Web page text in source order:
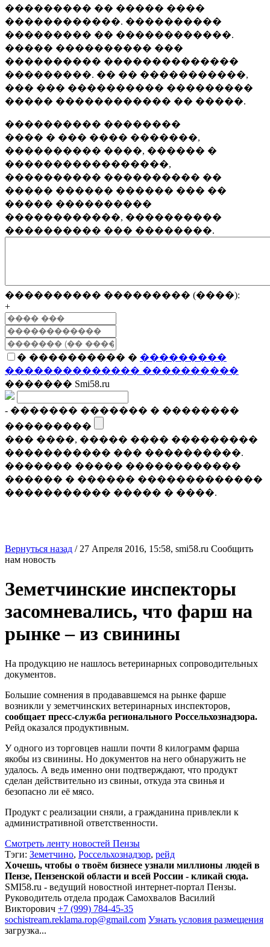
��������� �� ����� ����
������������. ����������
��������� �� ������������.
����� ���������� ���
���������� ��������������
���������. �� �� �����������,
��� ��� ���������� ���������
����� ������������ �� �����.
���������� ��������
���� � ��� ���� �������,
���������� ����, ������ �
�����������������,
���������� ���������� ��
����� ������ ������ ��� ��
����� ����������
������������, ����������
���������� ��� ��������.
���������� ��������� (����):
+
� ���������� � ���������
�������������� ����������
������� Smi58.ru
- ������� ������� � ��������
���������
��� ����, ����� ���� ���������
����������� ��� ����������.
������� ����� ������������
������ � ������ �������������
����������� ����� � ����.
Вернуться назад / 27 Апреля 2016, 15:58, smi58.ru Сообщить
нам новость
Земетчинские инспекторы
засомневались, что фарш на
рынке – из свинины
На продукцию не нашлось ветеринарных сопроводительных
документов.
Большие сомнения в продававшемся на рынке фарше
возникли у земетчинских ветеринарных инспекторов,
сообщает пресс-служба регионального Россельхознадзора.
Рейд оказался продуктивным.
У одного из торговцев нашли почти 8 килограмм фарша
якобы из свинины. Но документов на него обнаружить не
удалось. А ведь именно они подтверждают, что продукт
сделан действительно из свиньи, откуда эта свинья и
безопасно ли её мясо.
Продукт с реализации сняли, а гражданина привлекли к
административной ответственности.
Смотреть ленту новостей Пензы
Тэги: Земетчино, Россельхознадзор, рейд
Хочешь, чтобы о твоём бизнесе узнали миллионы людей в
Пензе, Пензенской области и всей России - кликай сюда.
SMI58.ru - ведущий новостной интернет-портал Пензы.
Руководитель отдела продаж Самохвалов Василий
Викторович +7 (999) 784-45-35
sochistream.reklama.rop@gmail.com Узнать условия размещения
загрузка...